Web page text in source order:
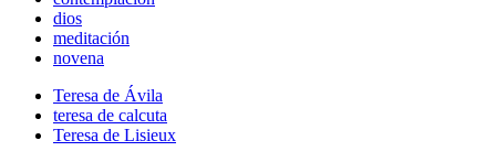
dios
meditación
novena
Teresa de Ávila
teresa de calcuta
Teresa de Lisieux